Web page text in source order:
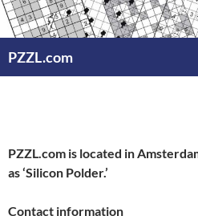
Ga
naar
inhoud
PZZL.com
PZZL.com is located in
as ‘Silicon Polder.’
Contact information